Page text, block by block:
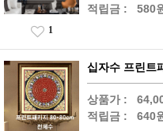
적립금 : 580
1
십자수 프린트
상품가 :
적립금 : 640